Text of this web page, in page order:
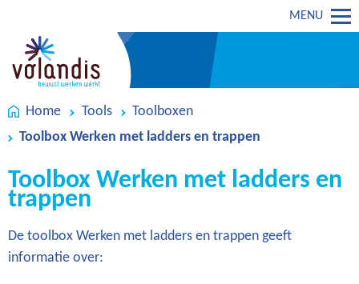
MENU
Home Tools
Toolboxen
Toolbox Werken met ladders en trappen
Toolbox Werken met ladders en
trappen
De toolbox Werken met ladders en trappen geeft
informatie over: